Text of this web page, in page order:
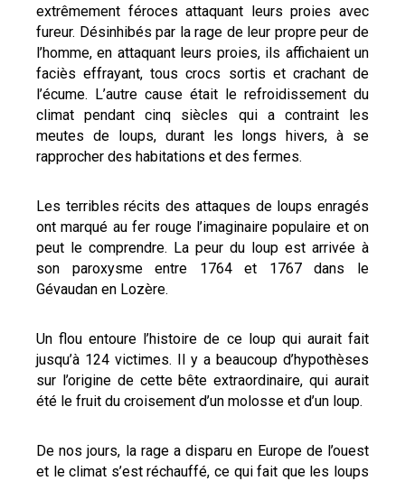
extrêmement féroces attaquant leurs proies avec
fureur. Désinhibés par la rage de leur propre peur de
l’homme, en attaquant leurs proies, ils affichaient un
faciès effrayant, tous crocs sortis et crachant de
l’écume. L’autre cause était le refroidissement du
climat pendant cinq siècles qui a contraint les
meutes de loups, durant les longs hivers, à se
rapprocher des habitations et des fermes.
Les terribles récits des attaques de loups enragés
ont marqué au fer rouge l’imaginaire populaire et on
peut le comprendre. La peur du loup est arrivée à
son paroxysme entre 1764 et 1767 dans le
Gévaudan en Lozère.
Un flou entoure l’histoire de ce loup qui aurait fait
jusqu’à 124 victimes. Il y a beaucoup d’hypothèses
sur l’origine de cette bête extraordinaire, qui aurait
été le fruit du croisement d’un molosse et d’un loup.
De nos jours, la rage a disparu en Europe de l’ouest
et le climat s’est réchauffé, ce qui fait que les loups